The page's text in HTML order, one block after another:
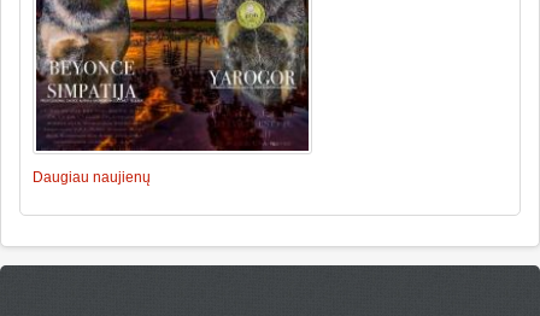
Daugiau naujienų